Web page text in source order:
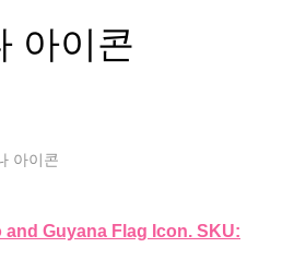
아이콘
아이콘
Guyana Flag Icon. SKU: